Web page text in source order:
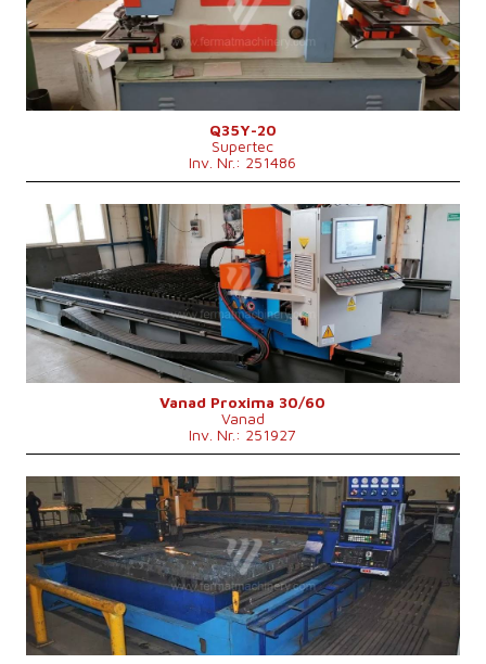
Max. Dicke des Schneidmaterialsmm
Art des Schneid
Kontrollsystem
nein
Q35Y-20
Supertec
Inv. Nr.: 251486
Baujahr:
0
Max. Werkstücklänge
6000 mm
Max. Werkstückbreite
3000 mm
Max. Dicke des Schneidmaterialsmm
Art des Schneid
Plasma
Blechabmessung
4000x2000 mm
Kontrollsystem
nein
Vanad Proxima 30/60
Vanad
Inv. Nr.: 251927
Baujahr:
2009
Max. Werkstücklänge
6000 mm
Max. Werkstückbreite
2500 mm
Max. Dicke des Schneidmaterials 35 mm
Art des Schneid
Kombinovaný
Maschinengewicht
4800 kg
Maschinenabmessungen L x B x H7 500 × 4 200 × 1 900 mm mm
Kontrollsystem
nein